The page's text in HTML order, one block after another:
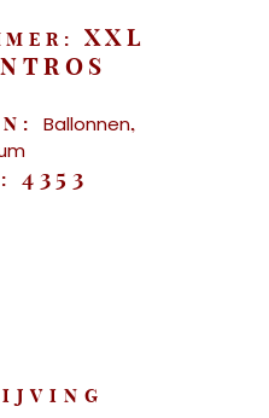
XXL
Ballonnen,
4353